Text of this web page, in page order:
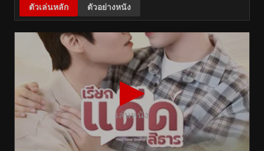
ตัวเล่นหลัก ตัวอย่างหนัง
▶
เล่นหนัง